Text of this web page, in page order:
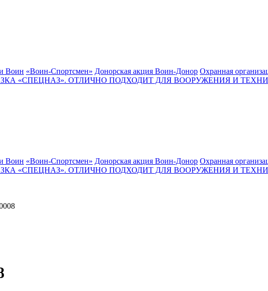
Воин «Воин-Спортсмен» Донорская акция Воин-Донор Охранная
«СПЕЦНАЗ». ОТЛИЧНО ПОДХОДИТ ДЛЯ ВООРУЖЕНИЯ И
Воин «Воин-Спортсмен» Донорская акция Воин-Донор Охранная
«СПЕЦНАЗ». ОТЛИЧНО ПОДХОДИТ ДЛЯ ВООРУЖЕНИЯ И